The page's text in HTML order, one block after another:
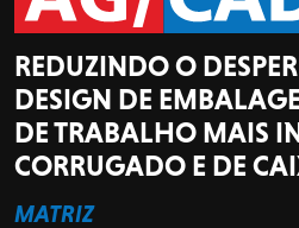
REDUZINDO O
DESIGN DE
DE TRABALHO MAIS
CORRUGADO E DE
MATRIZ